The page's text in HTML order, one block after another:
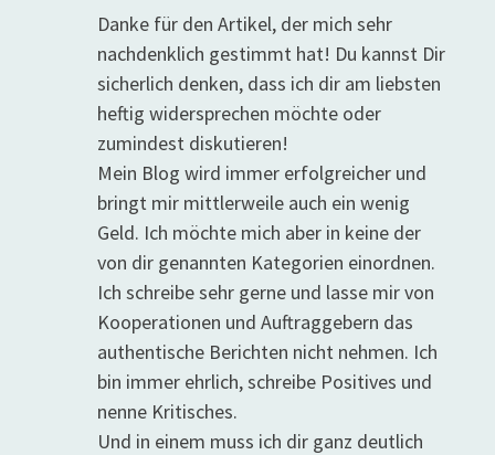
Danke für den Artikel, der mich sehr
nachdenklich gestimmt hat! Du kannst Dir
sicherlich denken, dass ich dir am liebsten
heftig widersprechen möchte oder
zumindest diskutieren!
Mein Blog wird immer erfolgreicher und
bringt mir mittlerweile auch ein wenig
Geld. Ich möchte mich aber in keine der
von dir genannten Kategorien einordnen.
Ich schreibe sehr gerne und lasse mir von
Kooperationen und Auftraggebern das
authentische Berichten nicht nehmen. Ich
bin immer ehrlich, schreibe Positives und
nenne Kritisches.
Und in einem muss ich dir ganz deutlich